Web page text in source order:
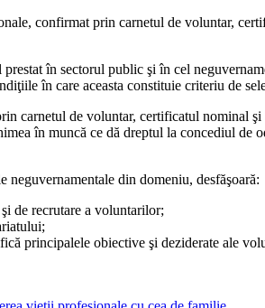
confirmat prin carnetul de voluntar,
în sectorul public şi în cel
în care aceasta constituie criteriu de
carnetul de voluntar, certi­ficatul nominal
în mun­că ce dă dreptul la concediul de
din dome­niu, desfăşoară:
de recrutare a voluntarilor;
prin­cipalele obiective şi deziderate ale